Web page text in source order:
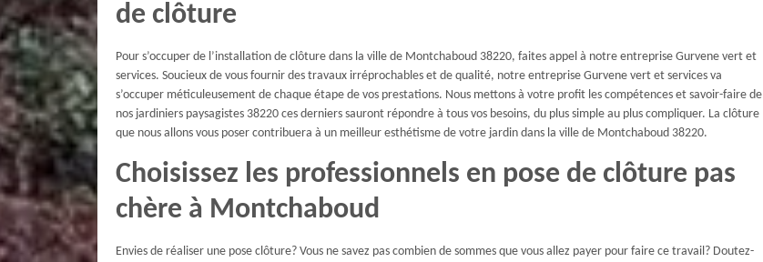
de clôture
Pour s’occuper de l’installation de clôture dans la ville de Montchaboud 38220, faites appel à notre entreprise Gurvene vert et
services. Soucieux de vous fournir des travaux irréprochables et de qualité, notre entreprise Gurvene vert et services va
s’occuper méticuleusement de chaque étape de vos prestations. Nous mettons à votre profit les compétences et savoir-faire de
nos jardiniers paysagistes 38220 ces derniers sauront répondre à tous vos besoins, du plus simple au plus compliquer. La clôture
que nous allons vous poser contribuera à un meilleur esthétisme de votre jardin dans la ville de Montchaboud 38220.
Choisissez les professionnels en pose de clôture pas
chère à Montchaboud
Envies de réaliser une pose clôture? Vous ne savez pas combien de sommes que vous allez payer pour faire ce travail? Doutez-